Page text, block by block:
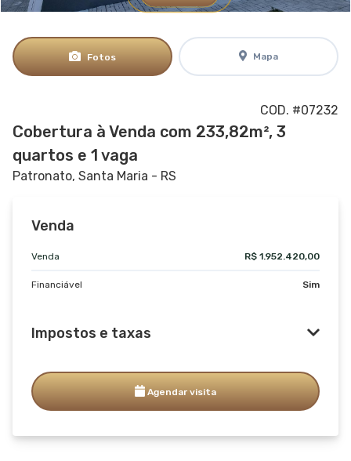
Fotos Mapa
COD. #07232
Cobertura à Venda com 233,82m², 3
quartos e 1 vaga
Patronato, Santa Maria - RS
Venda
Venda R$ 1.952.420,00
Financiável Sim
Impostos e taxas
Agendar visita